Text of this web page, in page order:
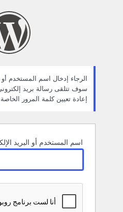
الرجاء إدخال اسم المستخدم أو
سوف تتلقى رسالة بريد
إعادة تعيين كلمة المرور
اسم المستخدم أو البريد